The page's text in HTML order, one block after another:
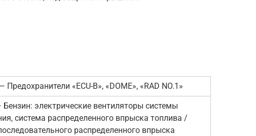
Предохранители «ECU-B», «DOME», «RAD NO.1»
Бензин: электрические вентиляторы системы
система распределенного впрыска топлива /
распределенного впрыска